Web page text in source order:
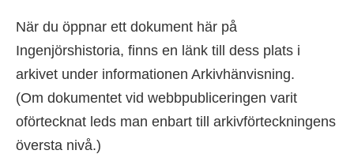
När du öppnar ett dokument här på
Ingenjörshistoria, finns en länk till dess plats i
arkivet under informationen Arkivhänvisning.
(Om dokumentet vid webbpubliceringen varit
oförtecknat leds man enbart till arkivförteckningens
översta nivå.)